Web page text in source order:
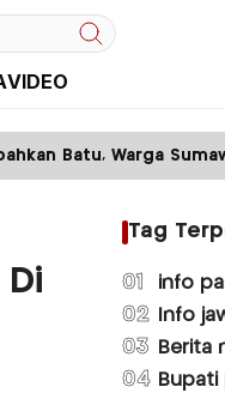
VIDEO
Dipaksa Jadi
Tag
01 info
02 Info
03 Berita
04 Bupati